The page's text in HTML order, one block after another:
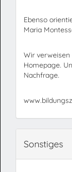
Ebenso
Maria
Wir verweisen
Homepage.
Nachfrage.
Sonstiges